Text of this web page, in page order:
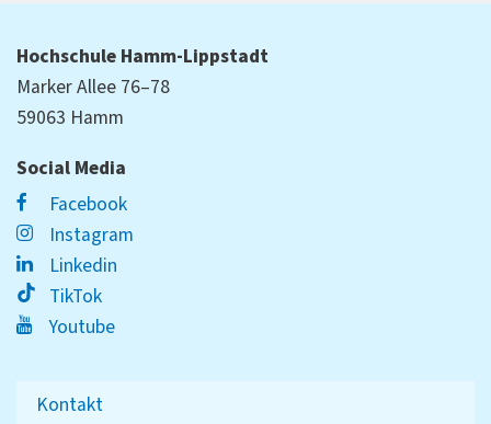
Hochschule Hamm-Lippstadt
Marker Allee 76–78
59063 Hamm
Social Media
Facebook
Instagram
Linkedin
TikTok
Youtube
Kontakt